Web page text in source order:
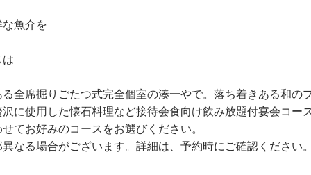
魚介を
は
全席掘りごたつ式完全個室の湊一やで。落ち着きある和の
に使用した懐石料理など接待会食向け飲み放題付宴会コー
てお好みのコースをお選びください。
なる場合がございます。詳細は、予約時にご確認ください。